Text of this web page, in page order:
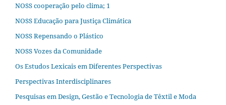
NOSS cooperação pelo clima; 1
NOSS Educação para Justiça Climática
NOSS Repensando o Plástico
NOSS Vozes da Comunidade
Os Estudos Lexicais em Diferentes Perspectivas
Perspectivas Interdisciplinares
Pesquisas em Design, Gestão e Tecnologia de Têxtil e Moda